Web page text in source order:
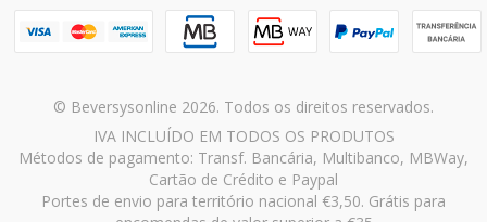
© Beversysonline 2026. Todos os direitos reservados.
IVA INCLUÍDO EM TODOS OS PRODUTOS
Métodos de pagamento: Transf. Bancária, Multibanco, MBWay,
Cartão de Crédito e Paypal
Portes de envio para território nacional €3,50. Grátis para